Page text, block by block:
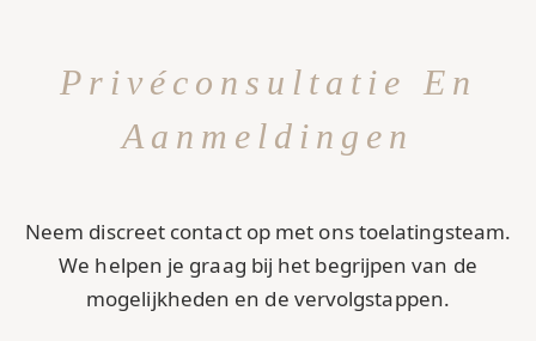
Privéconsultatie En
Aanmeldingen
Neem discreet contact op met ons toelatingsteam.
We helpen je graag bij het begrijpen van de
mogelijkheden en de vervolgstappen.